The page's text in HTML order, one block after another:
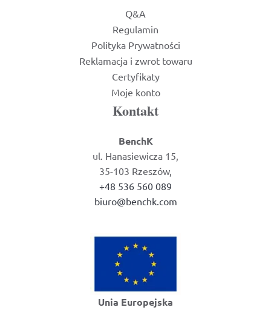
Q&A
Regulamin
Polityka Prywatności
Reklamacja i zwrot towaru
Certyfikaty
Moje konto
Kontakt
BenchK
ul. Hanasiewicza 15,
35-103 Rzeszów,
+48 536 560 089
biuro@benchk.com
Unia Europejska